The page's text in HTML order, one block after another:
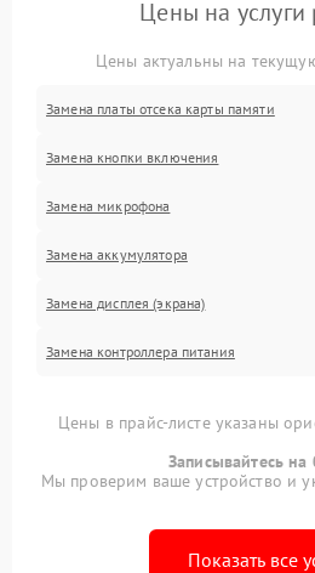
Цены на услуги
Цены актуальны на
Замена платы отсека карты памяти
Замена кнопки включения
Замена микрофона
Замена аккумулятора
Замена дисплея (экрана)
Замена контроллера питания
Цены в прайс-листе указаны
Записывайтесь на
Мы проверим ваше устройство и
Показать все